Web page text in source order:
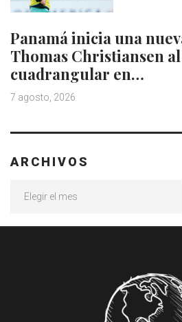
Panamá inicia una
Thomas Christiansen
cuadrangular en…
7 agosto, 2026
ARCHIVOS